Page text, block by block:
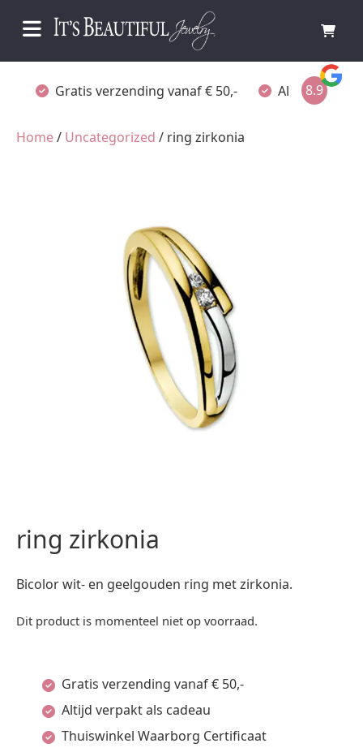
Gratis verzending vanaf € 50,- Altijd verpakt
8.9
Home/ Uncategorized / ring zirkonia
ring zirkonia
Bicolor wit- en geelgouden ring met zirkonia.
Dit product is momenteel niet op voorraad.
Gratis verzending vanaf € 50,-
Altijd verpakt als cadeau
Thuiswinkel Waarborg Certificaat